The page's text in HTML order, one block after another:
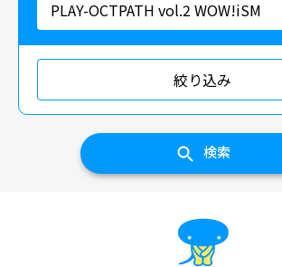
絞り込み
検索